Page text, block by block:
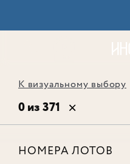
К визуальному выбору
0 из 371
НОМЕРА ЛОТОВ